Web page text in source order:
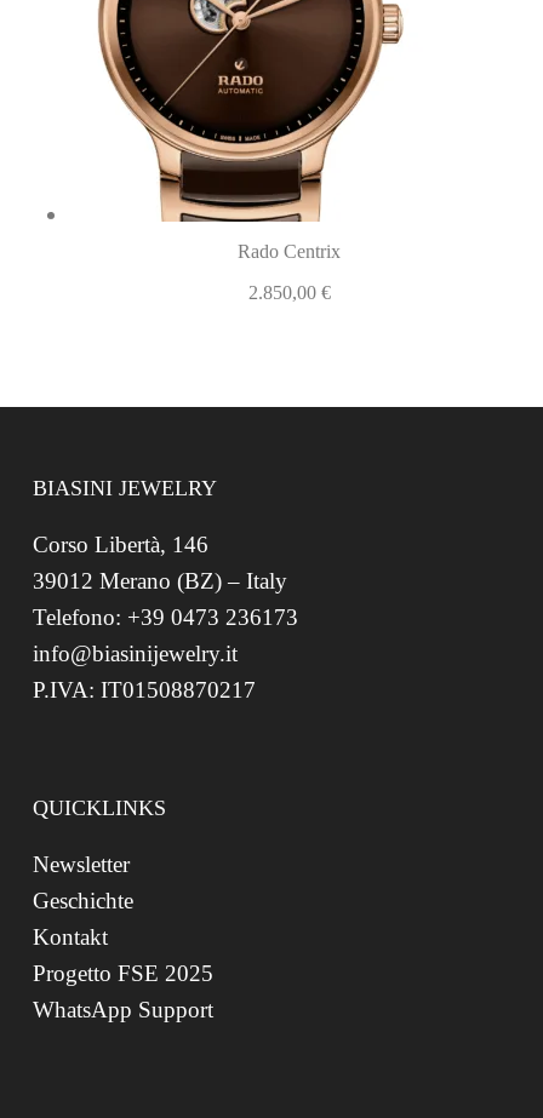
Rado Centrix
2.850,00 €
BIASINI JEWELRY
Corso Libertà, 146
39012 Merano (BZ) – Italy
Telefono: +39 0473 236173
info@biasinijewelry.it
P.IVA: IT01508870217
QUICKLINKS
Newsletter
Geschichte
Kontakt
Progetto FSE 2025
WhatsApp Support